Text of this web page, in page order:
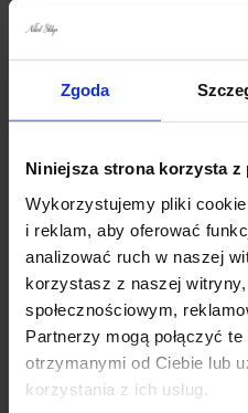
Zgoda
Niniejsza strona korzysta z
Wykorzystujemy pliki
i reklam, aby oferować
analizować ruch w naszej
korzystasz z naszej
społecznościowym,
Partnerzy mogą połączyć
otrzymanymi od Ciebie lub
korzystania z ich usług.
Szerokość na dole 2×86 cm
Szer. w bicepsie – 2X18 cm
Dł. całkowita przód /tył : 88/
Szer. w ramionach – 2X42 cm
Szer. od pachy do pachy –
Szer. w talii – 2x55cm
Szer. w biodrach – 2x60cm
Szerokość na dole 2×88 cm
Dł. rękawa od ramienia – 62
Szer. w bicepsie – 2X18,5 cm